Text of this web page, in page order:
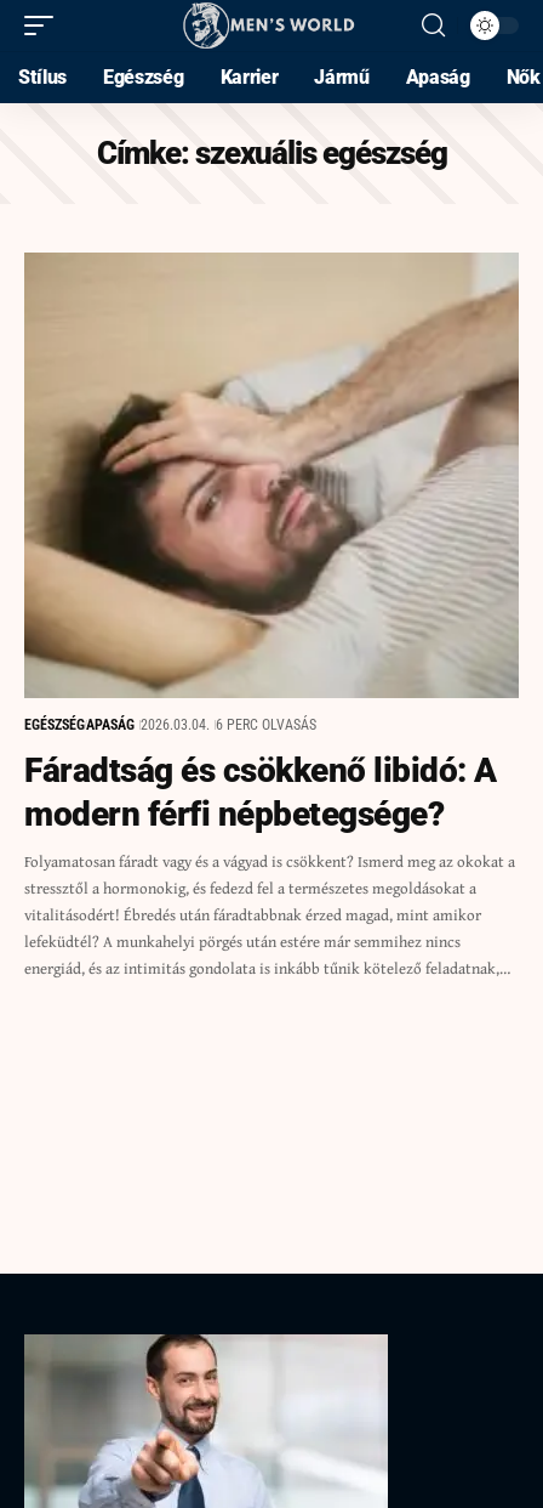
Stílus Egészség Karrier Jármű Apaság Nők
Címke:szexuális egészség
EGÉSZSÉGAPASÁG 2026.03.04. 6 PERC OLVASÁS
Fáradtság és csökkenő libidó: A
modern férfi népbetegsége?
Folyamatosan fáradt vagy és a vágyad is csökkent? Ismerd meg az okokat a
stressztől a hormonokig, és fedezd fel a természetes megoldásokat a
vitalitásodért! Ébredés után fáradtabbnak érzed magad, mint amikor
lefeküdtél? A munkahelyi pörgés után estére már semmihez nincs
energiád, és az intimitás gondolata is inkább tűnik kötelező feladatnak,…